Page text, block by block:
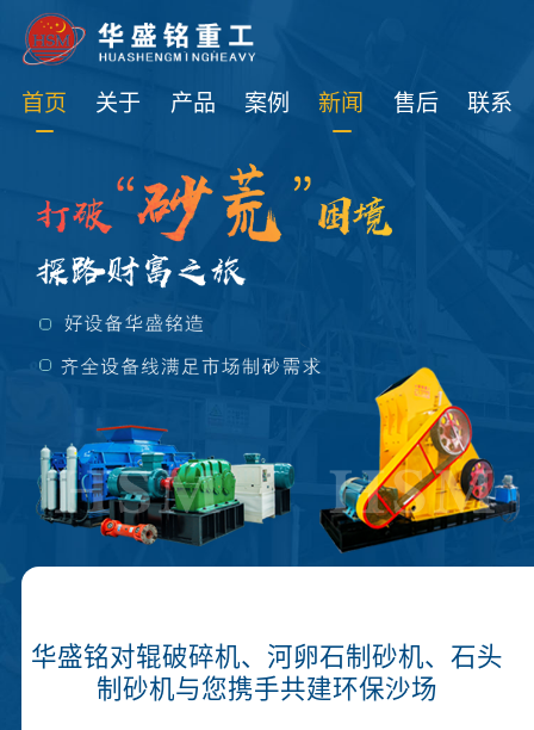
首页 关于 产品 案例 新闻 售后 联系
华盛铭对辊破碎机、河卵石制砂机、石头
制砂机与您携手共建环保沙场